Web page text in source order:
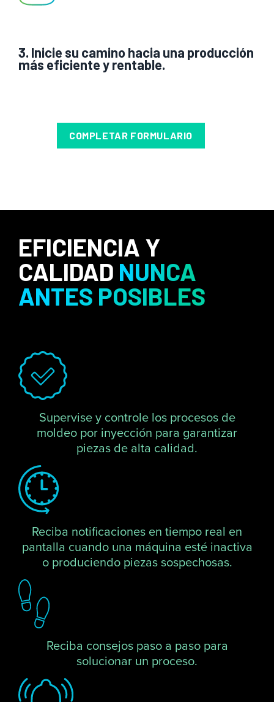
3. Inicie su camino hacia una producción
más eficiente y rentable.
COMPLETAR FORMULARIO
EFICIENCIA Y
CALIDAD NUNCA
ANTES POSIBLES
Supervise y controle los procesos de
moldeo por inyección para garantizar
piezas de alta calidad.
Reciba notificaciones en tiempo real en
pantalla cuando una máquina esté inactiva
o produciendo piezas sospechosas.
Reciba consejos paso a paso para
solucionar un proceso.